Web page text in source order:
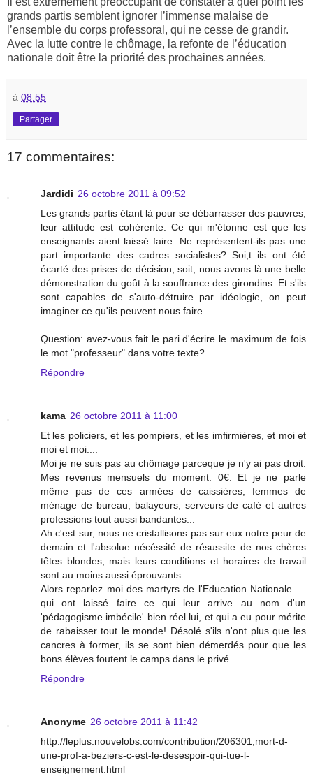
grands partis semblent ignorer l’immense malaise de
l’ensemble du corps professoral, qui ne cesse de grandir.
Avec la lutte contre le chômage, la refonte de l’éducation
nationale doit être la priorité des prochaines années.
à 08:55
Partager
17 commentaires:
Jardidi 26 octobre 2011 à 09:52
Les grands partis étant là pour se débarrasser des pauvres,
leur attitude est cohérente. Ce qui m'étonne est que les
enseignants aient laissé faire. Ne représentent-ils pas une
part importante des cadres socialistes? Soi,t ils ont été
écarté des prises de décision, soit, nous avons là une belle
démonstration du goût à la souffrance des girondins. Et s'ils
sont capables de s'auto-détruire par idéologie, on peut
imaginer ce qu'ils peuvent nous faire.
Question: avez-vous fait le pari d'écrire le maximum de fois
le mot "professeur" dans votre texte?
Répondre
kama 26 octobre 2011 à 11:00
Et les policiers, et les pompiers, et les imfirmières, et moi et
moi et moi....
Moi je ne suis pas au chômage parceque je n'y ai pas droit.
Mes revenus mensuels du moment: 0€. Et je ne parle
même pas de ces armées de caissières, femmes de
ménage de bureau, balayeurs, serveurs de café et autres
professions tout aussi bandantes...
Ah c'est sur, nous ne cristallisons pas sur eux notre peur de
demain et l'absolue nécéssité de résussite de nos chères
têtes blondes, mais leurs conditions et horaires de travail
sont au moins aussi éprouvants.
Alors reparlez moi des martyrs de l'Education Nationale.....
qui ont laissé faire ce qui leur arrive au nom d'un
'pédagogisme imbécile' bien réel lui, et qui a eu pour mérite
de rabaisser tout le monde! Désolé s'ils n'ont plus que les
cancres à former, ils se sont bien démerdés pour que les
bons élèves foutent le camps dans le privé.
Répondre
Anonyme 26 octobre 2011 à 11:42
http://leplus.nouvelobs.com/contribution/206301;mort-d-
une-prof-a-beziers-c-est-le-desespoir-qui-tue-l-
enseignement.html